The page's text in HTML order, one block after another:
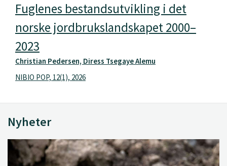
Fuglenes bestandsutvikling i det
norske jordbrukslandskapet 2000–
2023
Christian Pedersen, Diress Tsegaye Alemu
NIBIO POP, 12(1), 2026
Nyheter